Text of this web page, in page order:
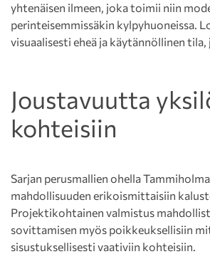
yhtenäisen ilmeen, joka toimii niin
perinteisemmissäkin kylpyhuoneissa.
visuaalisesti eheä ja käytännöllinen tila,
Joustavuutta
kohteisiin
Sarjan perusmallien ohella
mahdollisuuden erikoismittaisiin
Projektikohtainen valmistus
sovittamisen myös poikkeuksellisiin
sisustuksellisesti vaativiin kohteisiin.